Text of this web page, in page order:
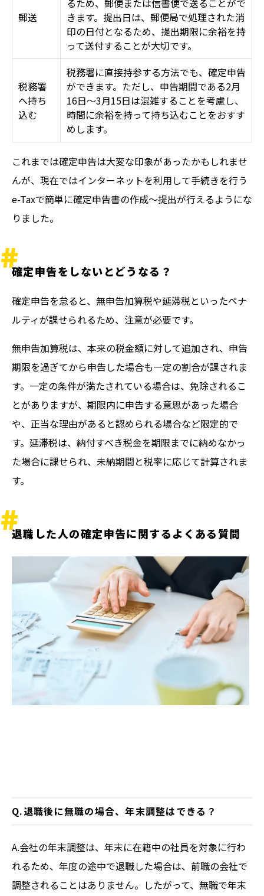
郵送
るため、郵便または信書便で送ることがで
きます。提出日は、郵便局で処理された消
印の日付となるため、提出期限に余裕を持
って送付することが大切です。
税務署
へ持ち
込む
税務署に直接持参する方法でも、確定申告
ができます。ただし、申告期間である2月
16日～3月15日は混雑することを考慮し、
時間に余裕を持って持ち込むことをおすす
めします。
これまでは確定申告は大変な印象があったかもしれませ
んが、現在ではインターネットを利用して手続きを行う
e-Taxで簡単に確定申告書の作成〜提出が行えるようにな
りました。
確定申告をしないとどうなる？
確定申告を怠ると、無申告加算税や延滞税といったペナ
ルティが課せられるため、注意が必要です。
無申告加算税は、本来の税金額に対して追加され、申告
期限を過ぎてから申告した場合も一定の割合が課されま
す。一定の条件が満たされている場合は、免除されるこ
とがありますが、期限内に申告する意思があった場合
や、正当な理由があると認められる場合など限定的で
す。延滞税は、納付すべき税金を期限までに納めなかっ
た場合に課せられ、未納期間と税率に応じて計算されま
す。
退職した人の確定申告に関するよくある質問
Q.退職後に無職の場合、年末調整はできる？
A.会社の年末調整は、年末に在籍中の社員を対象に行わ
れるため、年度の途中で退職した場合は、前職の会社で
調整されることはありません。したがって、無職で年末